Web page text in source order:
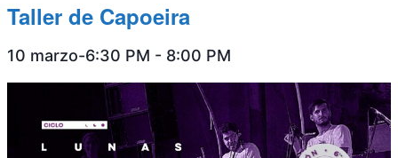
Taller de Capoeira
10 marzo-6:30 PM - 8:00 PM